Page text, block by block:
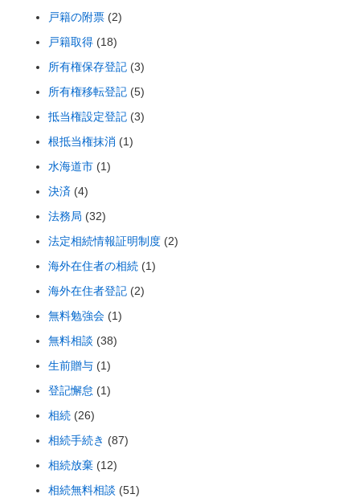
戸籍の附票 (2)
戸籍取得 (18)
所有権保存登記 (3)
所有権移転登記 (5)
抵当権設定登記 (3)
根抵当権抹消 (1)
水海道市 (1)
決済 (4)
法務局 (32)
法定相続情報証明制度 (2)
海外在住者の相続 (1)
海外在住者登記 (2)
無料勉強会 (1)
無料相談 (38)
生前贈与 (1)
登記懈怠 (1)
相続 (26)
相続手続き (87)
相続放棄 (12)
相続無料相談 (51)